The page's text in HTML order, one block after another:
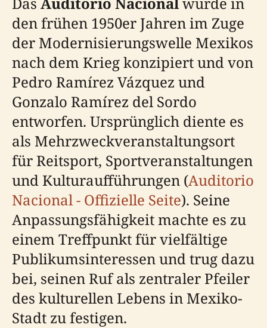
den frühen 1950er Jahren im Zuge
der Modernisierungswelle Mexikos
nach dem Krieg konzipiert und von
Pedro Ramírez Vázquez und
Gonzalo Ramírez del Sordo
entworfen. Ursprünglich diente es
als Mehrzweckveranstaltungsort
für Reitsport, Sportveranstaltungen
und Kulturaufführungen (Auditorio
Nacional - Offizielle Seite). Seine
Anpassungsfähigkeit machte es zu
einem Treffpunkt für vielfältige
Publikumsinteressen und trug dazu
bei, seinen Ruf als zentraler Pfeiler
des kulturellen Lebens in Mexiko-
Stadt zu festigen.